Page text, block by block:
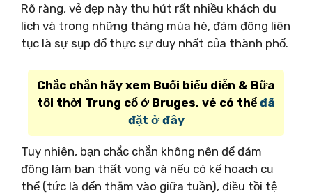
Rõ ràng, vẻ đẹp này thu hút rất nhiều khách du
lịch và trong những tháng mùa hè, đám đông liên
tục là sự sụp đổ thực sự duy nhất của thành phố.
Chắc chắn hãy xem Buổi biểu diễn & Bữa
tối thời Trung cổ ở Bruges, vé có thể đã
đặt ở đây
Tuy nhiên, bạn chắc chắn không nên để đám
đông làm bạn thất vọng và nếu có kế hoạch cụ
thể (tức là đến thăm vào giữa tuần), điều tồi tệ